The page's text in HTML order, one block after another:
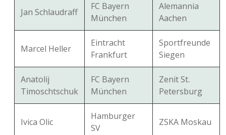
Jan Schlaudraff
FC Bayern
München
Alemannia
Aachen
Marcel Heller
Eintracht
Frankfurt
Sportfreunde
Siegen
Anatolij
Timoschtschuk
FC Bayern
München
Zenit St.
Petersburg
Ivica Olic
Hamburger
SV
ZSKA Moskau